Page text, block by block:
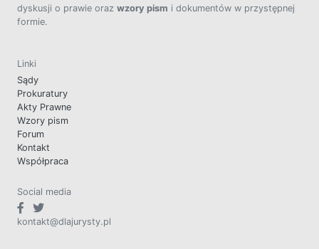
dyskusji o prawie oraz wzory pism i dokumentów w przystępnej
formie.
Linki
Sądy
Prokuratury
Akty Prawne
Wzory pism
Forum
Kontakt
Współpraca
Social media
kontakt@dlajurysty.pl